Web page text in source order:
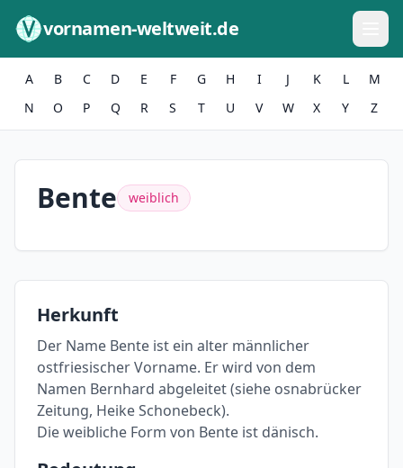
vornamen-weltweit.de
A B C D E F G H I J K L
M
N
O P Q R S T U V W X Y Z
Bente weiblich
Herkunft
Der Name Bente ist ein alter männlicher
ostfriesischer Vorname. Er wird von dem
Namen Bernhard abgeleitet (siehe osnabrücker
Zeitung, Heike Schonebeck).
Die weibliche Form von Bente ist dänisch.